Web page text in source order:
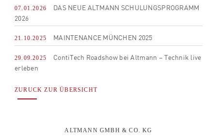
07.01.2026
DAS NEUE ALTMANN SCHULUNGSPROGRAMM
2026
21.10.2025 MAINTENANCE MÜNCHEN 2025
29.09.2025
ContiTech Roadshow bei Altmann – Technik live
erleben
ZURUCK ZUR ÜBERSICHT
ALTMANN GMBH & CO. KG